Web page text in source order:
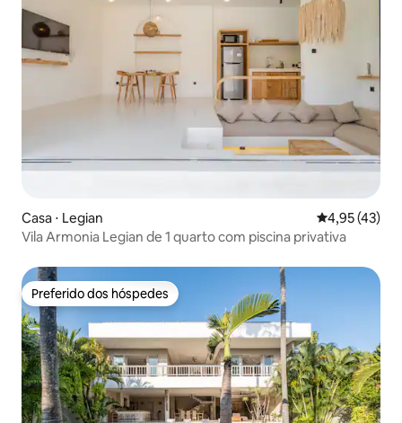
Casa ⋅ Legian 4,95 de uma
4,95 (43)
Vila Armonia Legian de 1 quarto com piscina privativa
Preferido dos hóspedes
Preferido dos hóspedes